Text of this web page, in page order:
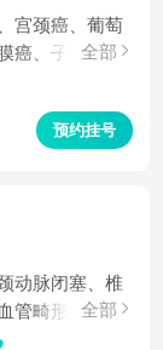
宫颈癌、葡萄
癌、子宫内膜
症、宫颈息
合征、卵巢囊
全部
预约挂号
动脉闭塞、椎
管畸形、脑膜
疝畸形、三叉
全部